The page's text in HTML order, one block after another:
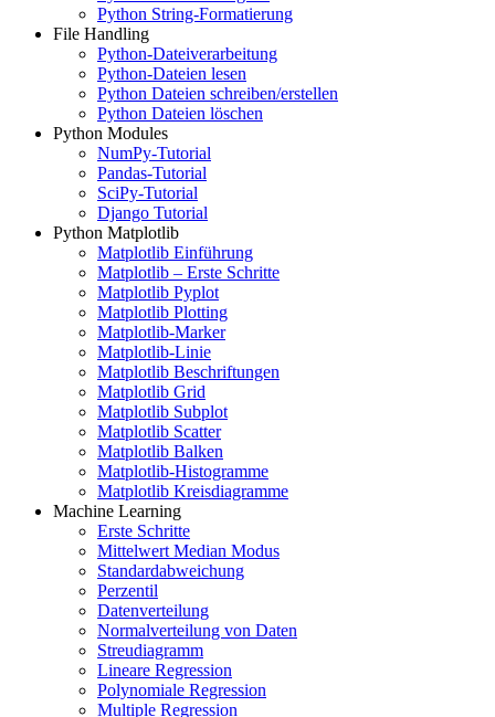
Python String-Formatierung
File Handling
Python-Dateiverarbeitung
Python-Dateien lesen
Python Dateien schreiben/erstellen
Python Dateien löschen
Python Modules
NumPy-Tutorial
Pandas-Tutorial
SciPy-Tutorial
Django Tutorial
Python Matplotlib
Matplotlib Einführung
Matplotlib – Erste Schritte
Matplotlib Pyplot
Matplotlib Plotting
Matplotlib-Marker
Matplotlib-Linie
Matplotlib Beschriftungen
Matplotlib Grid
Matplotlib Subplot
Matplotlib Scatter
Matplotlib Balken
Matplotlib-Histogramme
Matplotlib Kreisdiagramme
Machine Learning
Erste Schritte
Mittelwert Median Modus
Standardabweichung
Perzentil
Datenverteilung
Normalverteilung von Daten
Streudiagramm
Lineare Regression
Polynomiale Regression
Multiple Regression